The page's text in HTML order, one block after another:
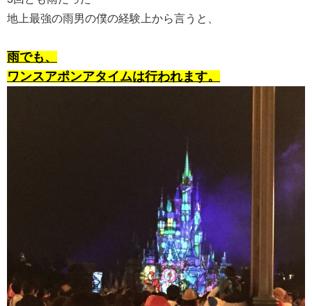
地上最強の雨男の僕の経験上から言うと、
雨でも、
ワンスアポンアタイムは行われます。